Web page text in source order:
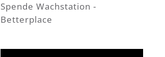
Spende Wachstation -
Betterplace